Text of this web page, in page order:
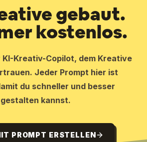
gebaut.
kostenlos.
KI-Kreativ-Copilot, dem Kreative
Jeder Prompt hier ist
du schneller und besser
gestalten kannst.
PROMPT ERSTELLEN